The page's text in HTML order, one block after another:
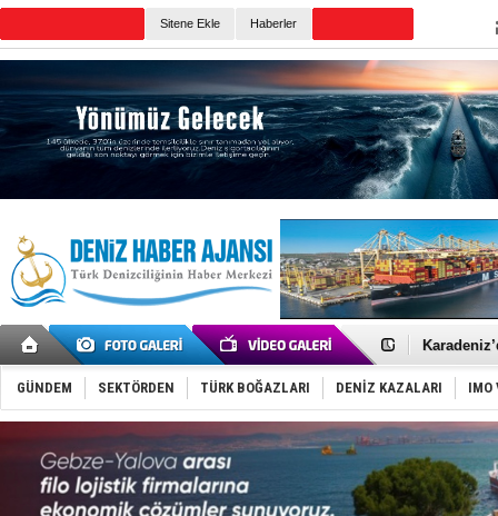
Sitene Ekle Haberler
Yakıt
Tatil
Rusya,
Enejota
Denizcilik
‘14.
Taksi
TÜRKLİM
GÜNDEM SEKTÖRDEN TÜRK BOĞAZLARI DENİZ KAZALARI IMO